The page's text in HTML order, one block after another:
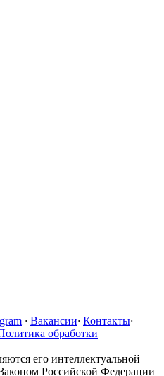
· Вакансии· Контакты·
обработки
его интеллектуальной
Российской Федерации